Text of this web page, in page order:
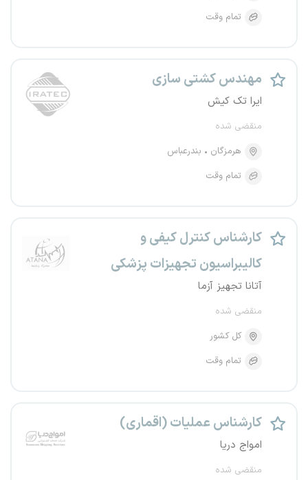
تمام وقت
مهندس کشتی سازی
ایرا تک کیش
منقضی شده
هرمزگان
بندرعباس
تمام وقت
کارشناس کنترل کیفی و
کالیبراسیون تجهیزات پزشکی
آتانا تجهیز آزما
منقضی شده
کل کشور
تمام وقت
کارشناس عملیات (اقماری)
امواج دریا
منقضی شده